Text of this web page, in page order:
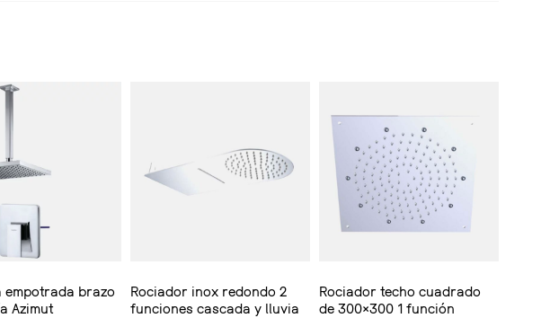
empotrada brazo
Azimut
Rociador inox redondo 2
funciones cascada y lluvia
Rociador techo cuadrado
de 300×300 1 función